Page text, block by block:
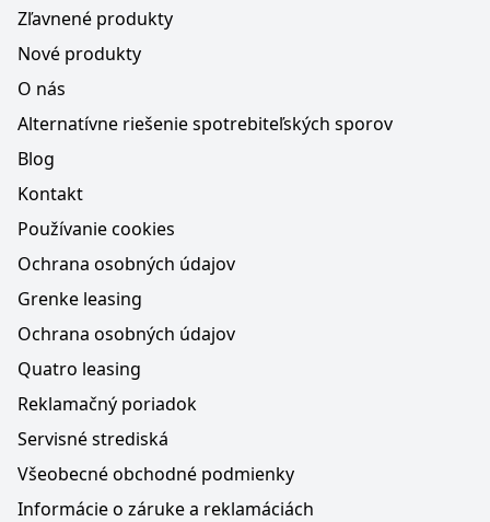
Zľavnené produkty
Nové produkty
O nás
Alternatívne riešenie spotrebiteľských sporov
Blog
Kontakt
Používanie cookies
Ochrana osobných údajov
Grenke leasing
Ochrana osobných údajov
Quatro leasing
Reklamačný poriadok
Servisné strediská
Všeobecné obchodné podmienky
Informácie o záruke a reklamáciách